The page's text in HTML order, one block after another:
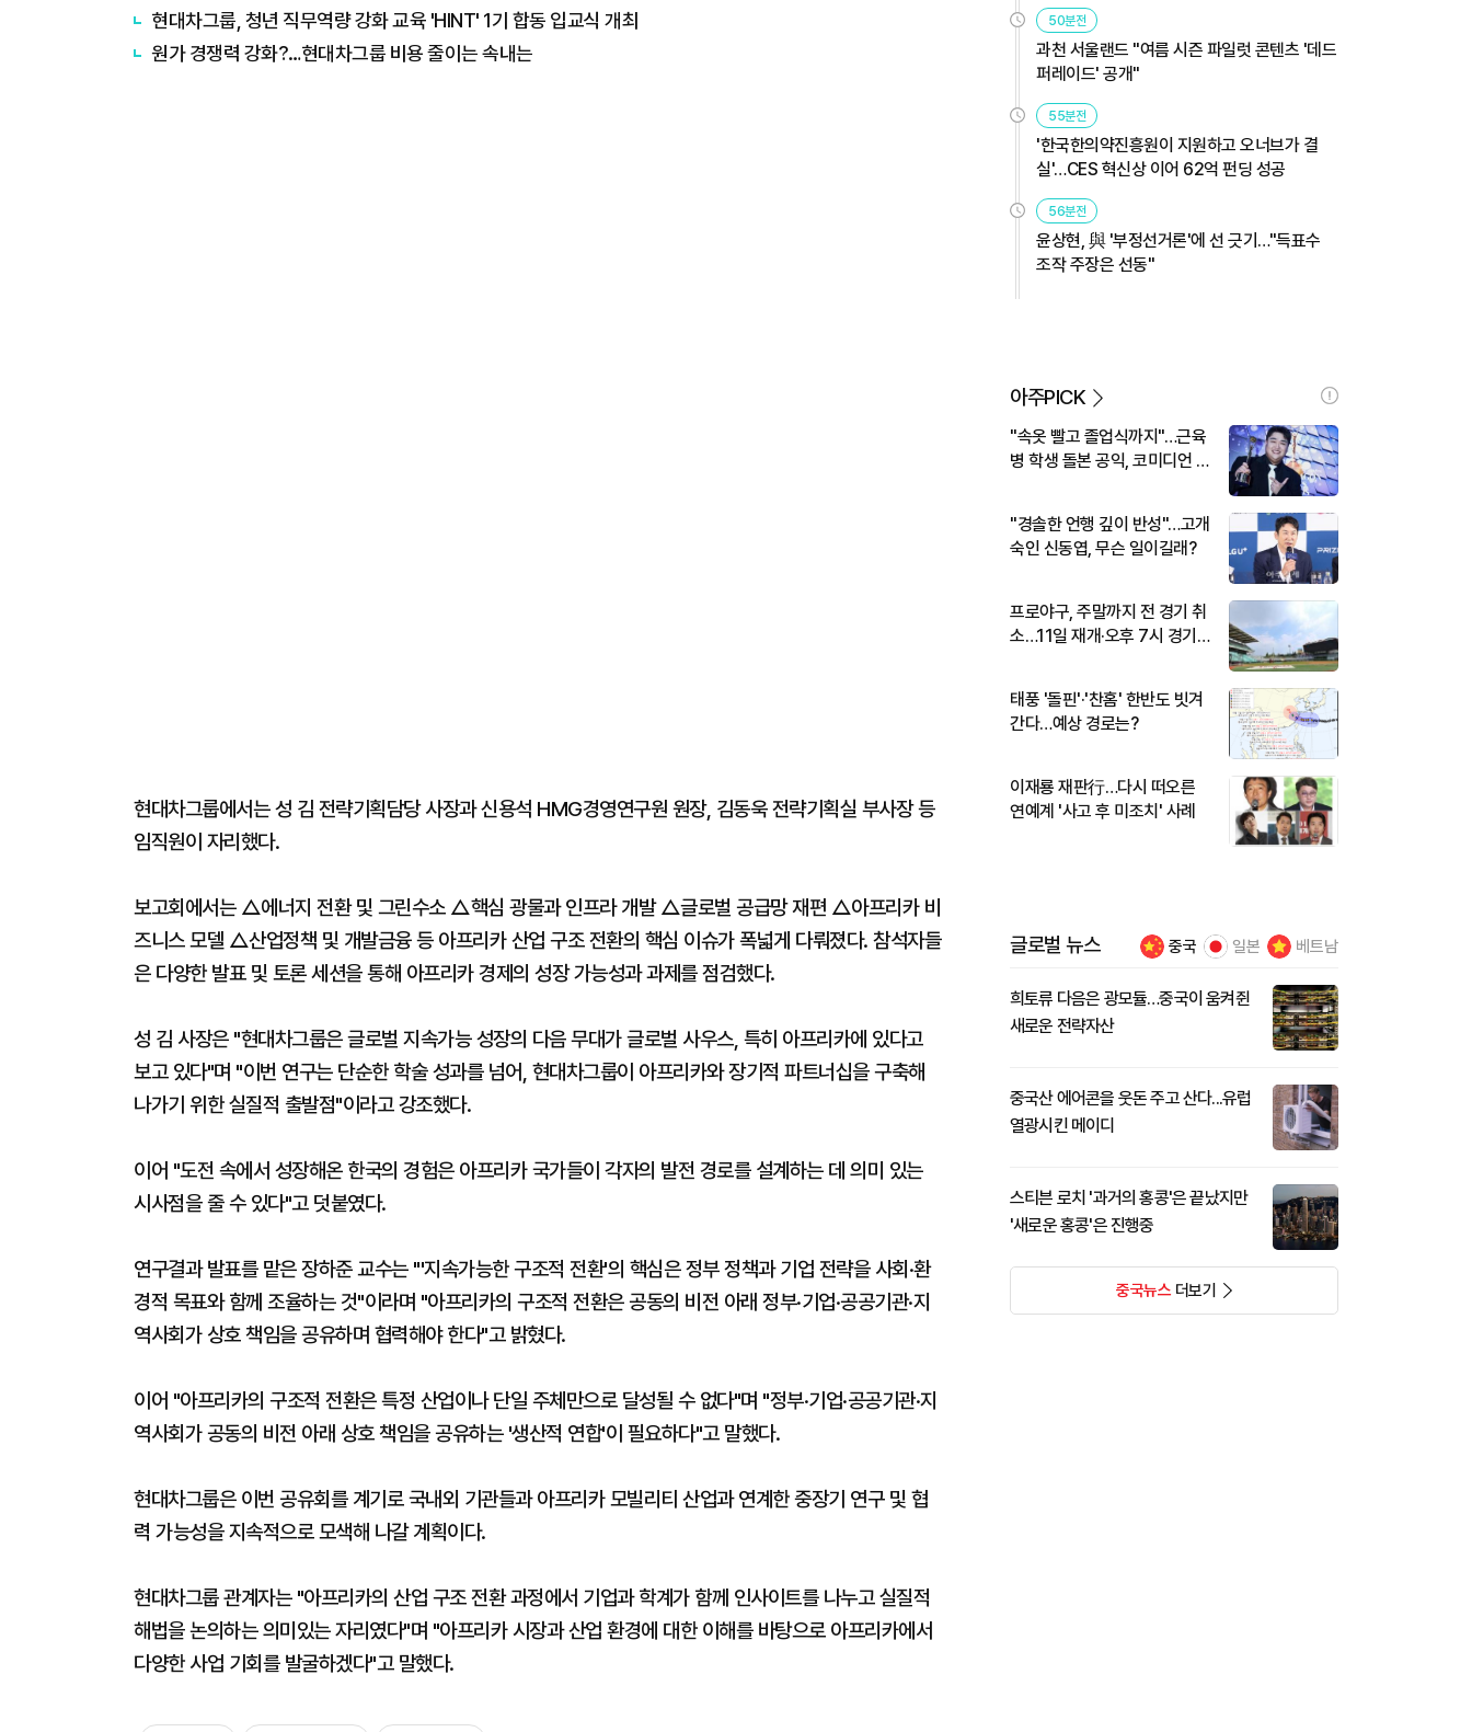
현대차그룹, 청년 직무역량 강화 교육 'HINT' 1기 합동 입교식 개최
원가 경쟁력 강화?…현대차그룹 비용 줄이는 속내는
현대차그룹에서는 성 김 전략기획담당 사장과 신용석 HMG경영연구원 원장, 김동욱 전략기획실 부사장 등
임직원이 자리했다.
보고회에서는 △에너지 전환 및 그린수소 △핵심 광물과 인프라 개발 △글로벌 공급망 재편 △아프리카 비
즈니스 모델 △산업정책 및 개발금융 등 아프리카 산업 구조 전환의 핵심 이슈가 폭넓게 다뤄졌다. 참석자들
은 다양한 발표 및 토론 세션을 통해 아프리카 경제의 성장 가능성과 과제를 점검했다.
성 김 사장은 "현대차그룹은 글로벌 지속가능 성장의 다음 무대가 글로벌 사우스, 특히 아프리카에 있다고
보고 있다"며 "이번 연구는 단순한 학술 성과를 넘어, 현대차그룹이 아프리카와 장기적 파트너십을 구축해
나가기 위한 실질적 출발점"이라고 강조했다.
이어 "도전 속에서 성장해온 한국의 경험은 아프리카 국가들이 각자의 발전 경로를 설계하는 데 의미 있는
시사점을 줄 수 있다"고 덧붙였다.
연구결과 발표를 맡은 장하준 교수는 "'지속가능한 구조적 전환'의 핵심은 정부 정책과 기업 전략을 사회·환
경적 목표와 함께 조율하는 것"이라며 "아프리카의 구조적 전환은 공동의 비전 아래 정부·기업·공공기관·지
역사회가 상호 책임을 공유하며 협력해야 한다"고 밝혔다.
이어 "아프리카의 구조적 전환은 특정 산업이나 단일 주체만으로 달성될 수 없다"며 "정부·기업·공공기관·지
역사회가 공동의 비전 아래 상호 책임을 공유하는 '생산적 연합'이 필요하다"고 말했다.
현대차그룹은 이번 공유회를 계기로 국내외 기관들과 아프리카 모빌리티 산업과 연계한 중장기 연구 및 협
력 가능성을 지속적으로 모색해 나갈 계획이다.
현대차그룹 관계자는 "아프리카의 산업 구조 전환 과정에서 기업과 학계가 함께 인사이트를 나누고 실질적
해법을 논의하는 의미있는 자리였다"며 "아프리카 시장과 산업 환경에 대한 이해를 바탕으로 아프리카에서
다양한 사업 기회를 발굴하겠다"고 말했다.
50분전
과천 서울랜드 "여름 시즌 파일럿 콘텐츠 '데드
퍼레이드' 공개"
55분전
'한국한의약진흥원이 지원하고 오너브가 결
실'…CES 혁신상 이어 62억 펀딩 성공
56분전
윤상현, 與 '부정선거론'에 선 긋기…"득표수
조작 주장은 선동"
아주PICK
"속옷 빨고 졸업식까지"…근육
병 학생 돌본 공익, 코미디언 김
"경솔한 언행 깊이 반성"…고개
숙인 신동엽, 무슨 일이길래?
프로야구, 주말까지 전 경기 취
소…11일 재개·오후 7시 경기
태풍 '돌핀'·'찬홈' 한반도 빗겨
간다…예상 경로는?
이재룡 재판行…다시 떠오른
연예계 '사고 후 미조치' 사례
글로벌 뉴스 중국 일본 베트남
희토류 다음은 광모듈…중국이 움켜쥔
새로운 전략자산
중국산 에어콘을 웃돈 주고 산다...유럽
열광시킨 메이디
스티븐 로치 '과거의 홍콩'은 끝났지만
'새로운 홍콩'은 진행중
중국뉴스더보기